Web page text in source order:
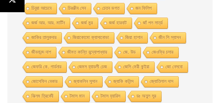
চিনুয়া আচেবে চিরঞ্জীব সেন চেতন ভগত জন ফিলিপ
জর্জ আর. আর. মার্টিন জর্জ মুর জর্জ হারবাট জাঁ পল সার্ত্র
জাকির তালুকদার জিয়াকোমাে ক্যাসানােভা জিয়া হাশান জীন পি স্যাসন
জীবনানন্দ দাশ জীমত কান্তি বন্দ্যোপাধ্যায় জে. উড জেওফ্রি চসার
জেফরি কে. গার্ডনার জেমস হ্যাডলী চেজ জেসি মেরী কুইয়া জো নেসবো
জোসেফিন বেকার জ্যাকলিন সুসান জ্যাকি কলিন্স জ্যোতিলাল দাস
ঝিলম ত্রিবেদী টমাস মান টমাস হ্যারিস ডঃ অতুল সুর